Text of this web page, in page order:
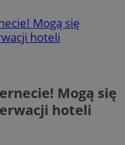
Mogą się
hoteli
Mogą się
hoteli